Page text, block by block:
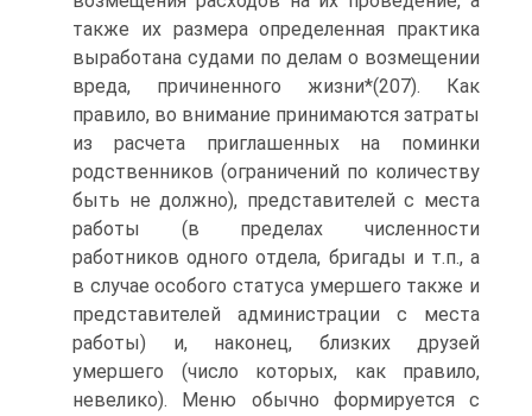
также их размера определенная практика
выработана судами по делам о возмещении
вреда, причиненного жизни*(207). Как
правило, во внимание принимаются затраты
из расчета приглашенных на поминки
родственников (ограничений по количеству
быть не должно), представителей с места
работы (в пределах численности
работников одного отдела, бригады и т.п., а
в случае особого статуса умершего также и
представителей администрации с места
работы) и, наконец, близких друзей
умершего (число которых, как правило,
невелико). Меню обычно формируется с